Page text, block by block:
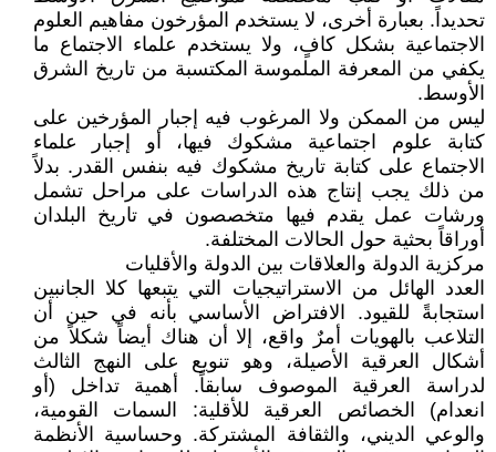
تحديداً. بعبارة أخرى، لا يستخدم المؤرخون مفاهيم العلوم
الاجتماعية بشكل كافٍ، ولا يستخدم علماء الاجتماع ما
يكفي من المعرفة الملموسة المكتسبة من تاريخ الشرق
الأوسط.
ليس من الممكن ولا المرغوب فيه إجبار المؤرخين على
كتابة علوم اجتماعية مشكوك فيها، أو إجبار علماء
الاجتماع على كتابة تاريخ مشكوك فيه بنفس القدر. بدلاً
من ذلك يجب إنتاج هذه الدراسات على مراحل تشمل
ورشات عمل يقدم فيها متخصصون في تاريخ البلدان
أوراقاً بحثية حول الحالات المختلفة.
مركزية الدولة والعلاقات بين الدولة والأقليات
العدد الهائل من الاستراتيجيات التي يتبعها كلا الجانبين
استجابةً للقيود. الافتراض الأساسي بأنه في حين أن
التلاعب بالهويات أمرٌ واقع، إلا أن هناك أيضاً شكلاً من
أشكال العرقية الأصيلة، وهو تنويع على النهج الثالث
لدراسة العرقية الموصوف سابقاً. أهمية تداخل (أو
انعدام) الخصائص العرقية للأقلية: السمات القومية،
والوعي الديني، والثقافة المشتركة. وحساسية الأنظمة